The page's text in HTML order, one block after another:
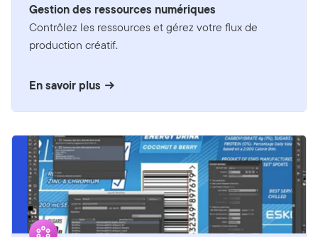
Gestion des ressources numériques
Contrôlez les ressources et gérez votre flux de
production créatif.
En savoir plus